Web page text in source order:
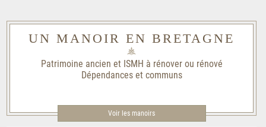
UN MANOIR EN BRETAGNE
Patrimoine ancien et ISMH à rénover ou rénové
Dépendances et communs
Voir les manoirs